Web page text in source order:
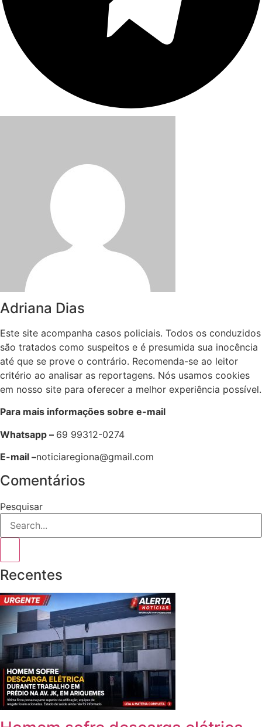
Adriana Dias
Este site acompanha casos policiais. Todos os conduzidos
são tratados como suspeitos e é presumida sua inocência
até que se prove o contrário. Recomenda-se ao leitor
critério ao analisar as reportagens. Nós usamos cookies
em nosso site para oferecer a melhor experiência possível.
Para mais informações sobre e-mail
Whatsapp – 69 99312-0274
E-mail –noticiaregiona@gmail.com
Comentários
Pesquisar
Recentes